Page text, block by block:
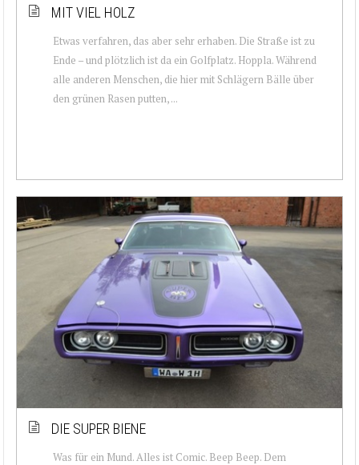
MIT VIEL HOLZ
Etwas verfahren, das aber sehr erhaben. Die Straße ist zu
Ende – und plötzlich ist da ein Golfplatz. Hoppla. Während
alle anderen Menschen, die hier mit Schlägern Bälle über
den grünen Rasen putten, ...
DIE SUPER BIENE
Was für ein Mund. Alles ist Comic. Beep Beep. Dem